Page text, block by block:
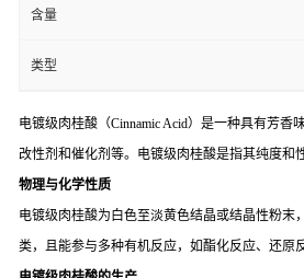
含量
类型
电镀级肉桂酸（Cinnamic Acid）是一种具有芳香
改性剂和催化剂等。电镀级肉桂酸是指其纯度和
物理与化学性质
电镀级肉桂酸为白色至淡黄色结晶或结晶性粉末
类，且能参与多种有机反应，如酯化反应、还原